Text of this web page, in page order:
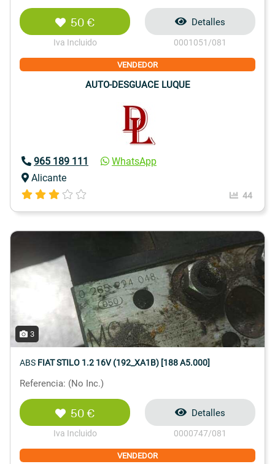
50 €
Iva Incluido
Detalles
0001051/081
VENDEDOR
AUTO-DESGUACE LUQUE
965 189 111
WhatsApp
Alicante
44
3
ABS FIAT STILO 1.2 16V (192_XA1B) [188 A5.000]
Referencia: (No Inc.)
50 €
Iva Incluido
Detalles
0000747/081
VENDEDOR